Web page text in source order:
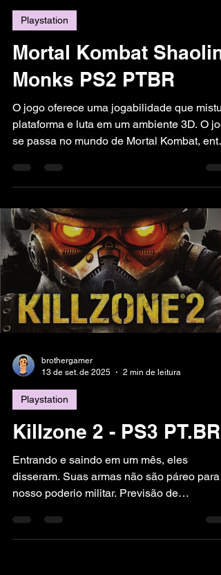
Playstation
Mortal Kombat Shaolin
Monks PS2 PTBR
O jogo oferece uma jogabilidade que
plataforma e luta em um ambiente 3D. O
se passa no mundo de Mortal Kombat,
novamente. Eles lutam em diferentes
Além da jogabilidade padrão, os jogadores
podem desvendar segredos e jogar com um
amigo. O combate é rápido, então os
jogadores podem combinar ataques e
combos para eliminar os inimigos
rapidamente. Além disso, movimentos
especiais e fatalities não podem faltar para
tor
brothergamer
13 de set. de 2025
2 min de leitura
Playstation
Killzone 2 - PS3 PT.BR
Entrando e saindo em um mês, eles
disseram. Suas armas não são páreo para
nosso poderio militar. Previsão de
em baixa. Eles não poderiam estar mais
errados. Bem-vindos a Helghan. Dois anos